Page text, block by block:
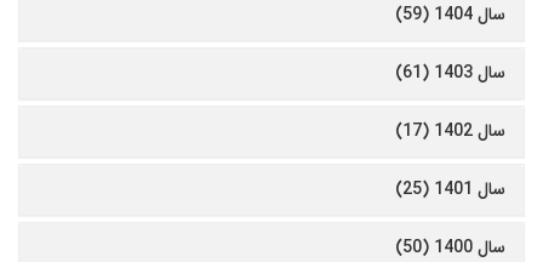
سال 1404 (59)
سال 1403 (61)
سال 1402 (17)
سال 1401 (25)
سال 1400 (50)